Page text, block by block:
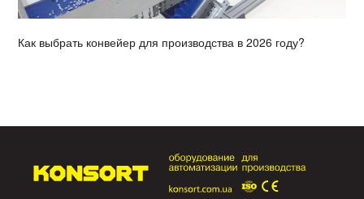
Как выбрать конвейер для производства в 2026 году?